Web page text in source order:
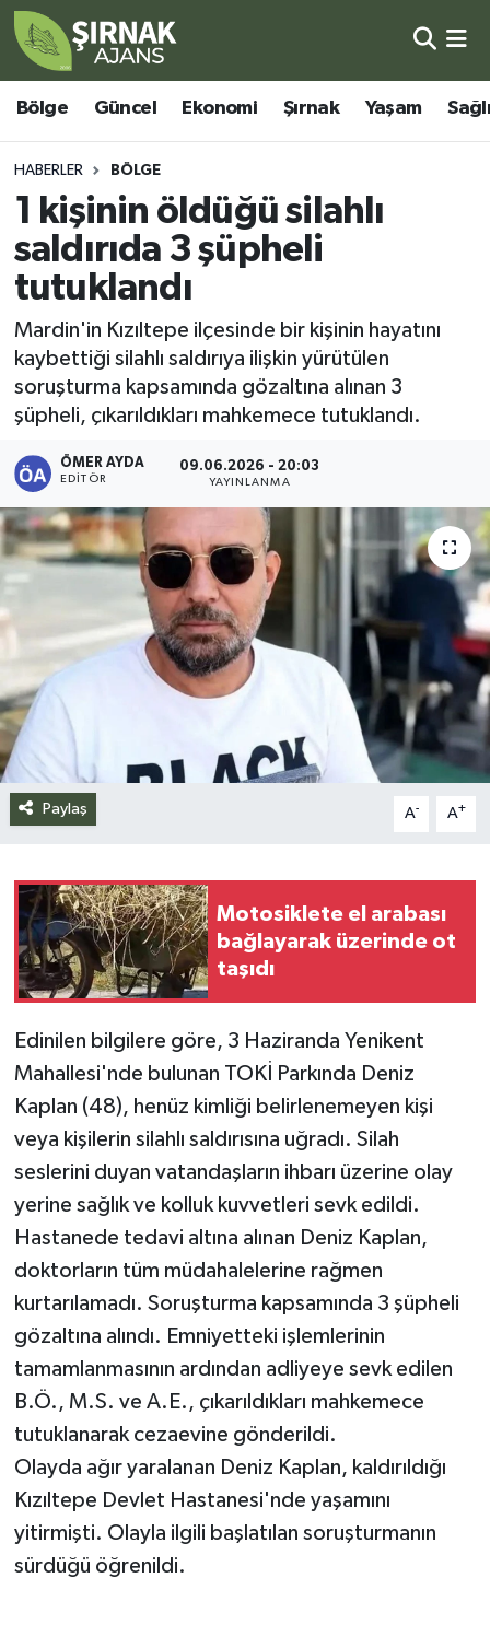
Bölge Güncel Ekonomi Şırnak Yaşam
HABERLER BÖLGE
1 kişinin öldüğü silahlı
saldırıda 3 şüpheli
tutuklandı
Mardin'in Kızıltepe ilçesinde bir kişinin hayatını
kaybettiği silahlı saldırıya ilişkin yürütülen
soruşturma kapsamında gözaltına alınan 3
şüpheli, çıkarıldıkları mahkemece tutuklandı.
ÖMER AYDA
EDITÖR
09.06.2026 - 20:03
YAYINLANMA
Paylaş A- A+
Motosiklete el arabası
bağlayarak üzerinde ot
taşıdı
Edinilen bilgilere göre, 3 Haziranda Yenikent
Mahallesi'nde bulunan TOKİ Parkında Deniz
Kaplan (48), henüz kimliği belirlenemeyen kişi
veya kişilerin silahlı saldırısına uğradı. Silah
seslerini duyan vatandaşların ihbarı üzerine olay
yerine sağlık ve kolluk kuvvetleri sevk edildi.
Hastanede tedavi altına alınan Deniz Kaplan,
doktorların tüm müdahalelerine rağmen
kurtarılamadı. Soruşturma kapsamında 3 şüpheli
gözaltına alındı. Emniyetteki işlemlerinin
tamamlanmasının ardından adliyeye sevk edilen
B.Ö., M.S. ve A.E., çıkarıldıkları mahkemece
tutuklanarak cezaevine gönderildi.
Olayda ağır yaralanan Deniz Kaplan, kaldırıldığı
Kızıltepe Devlet Hastanesi'nde yaşamını
yitirmişti. Olayla ilgili başlatılan soruşturmanın
sürdüğü öğrenildi.
Bölge
Güncel
Ekonomi
Şırnak
Yaşam
Sağlık
Eğitim
Kültür - Sanat
Siyaset
Teknoloji
Şırnak Nöbetçi Eczaneler
Şırnak Hava Durumu
Şirnak Namaz Vakitleri
Şırnak Trafik Yoğunluk Haritası
Süper Lig Puan Durumu ve Fikstür
Tüm Manşetler
Son Dakika Haberleri
Haber Arşivi